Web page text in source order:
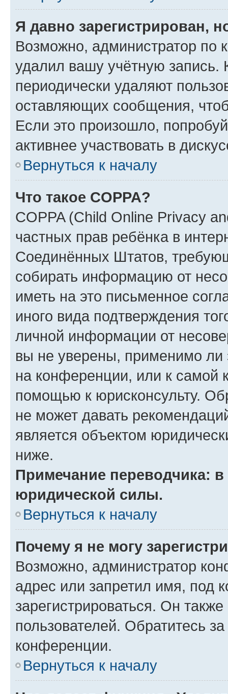
Я давно зарегистрирован,
Возможно, администратор по
удалил вашу учётную запись.
периодически удаляют
оставляющих сообщения,
Если это произошло,
активнее участвовать в
Вернуться к началу
Что такое COPPA?
COPPA (Child Online Privacy
частных прав ребёнка в
Соединённых Штатов,
собирать информацию от
иметь на это письменное
иного вида подтверждения
личной информации от
вы не уверены, применимо ли
на конференции, или к самой
помощью к юрисконсульту.
не может давать
является объектом
ниже.
Примечание переводчика:
юридической силы.
Вернуться к началу
Почему я не могу
Возможно, администратор
адрес или запретил имя, под
зарегистрироваться. Он
пользователей. Обратитесь
конференции.
Вернуться к началу